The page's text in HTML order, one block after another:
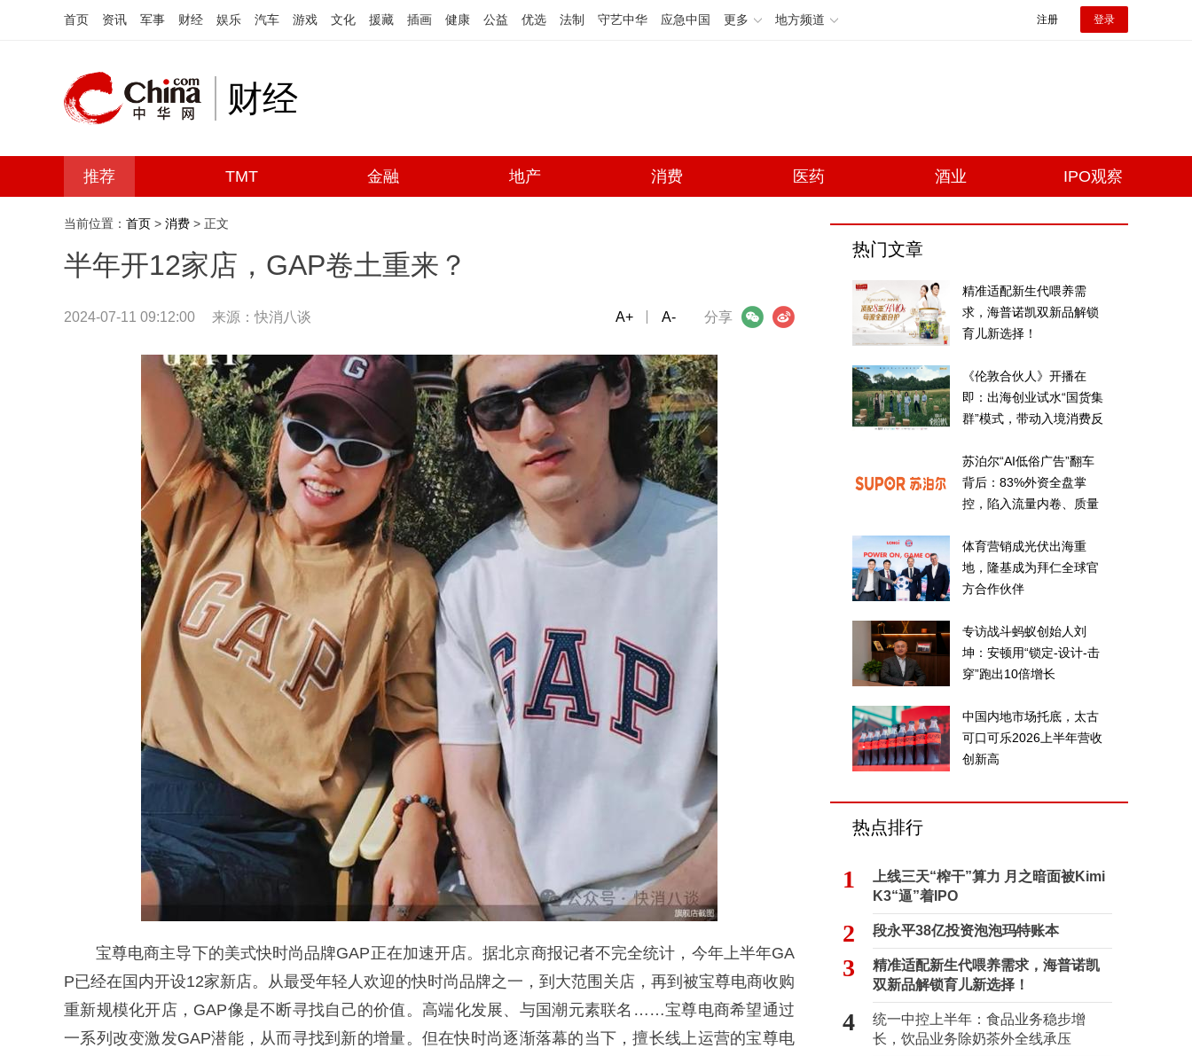
首页 资讯 军事 财经 娱乐 汽车 游戏 文化 援藏 插画 健康 公益 优选 法制 守艺中华 应急中国 更多 地方频道 注册 登录
财经
推荐 TMT 金融 地产 消费 医药 酒业 IPO观察
当前位置： 首页 > 消费 > 正文
半年开12家店，GAP卷土重来？
2024-07-11 09:12:00 来源：快消八谈 分享
微信 微博
A+ A-
宝尊电商主导下的美式快时尚品牌GAP正在加速开店。据北京商报记者不完全统计，今年上半年GA
P已经在国内开设12家新店。从最受年轻人欢迎的快时尚品牌之一，到大范围关店，再到被宝尊电商收购
重新规模化开店，GAP像是不断寻找自己的价值。高端化发展、与国潮元素联名……宝尊电商希望通过
一系列改变激发GAP潜能，从而寻找到新的增量。但在快时尚逐渐落幕的当下，擅长线上运营的宝尊电
热门文章
精准适配新生代喂养需
求，海普诺凯双新品解锁
育儿新选择！
《伦敦合伙人》开播在
即：出海创业试水“国货集
群”模式，带动入境消费反
苏泊尔“AI低俗广告”翻车
背后：83%外资全盘掌
控，陷入流量内卷、质量
体育营销成光伏出海重
地，隆基成为拜仁全球官
方合作伙伴
专访战斗蚂蚁创始人刘
坤：安顿用“锁定-设计-击
穿”跑出10倍增长
中国内地市场托底，太古
可口可乐2026上半年营收
创新高
热点排行
1
上线三天“榨干”算力 月之暗面被Kimi
K3“逼”着IPO
2 段永平38亿投资泡泡玛特账本
3
精准适配新生代喂养需求，海普诺凯
双新品解锁育儿新选择！
4
统一中控上半年：食品业务稳步增
长，饮品业务除奶茶外全线承压